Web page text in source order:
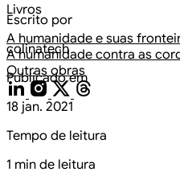
Livros
A humanidade e suas
A humanidade contra as
Outras obras
Escrito por
colinatech
Publicado em
18 jan. 2021
Tempo de leitura
1 min de leitura